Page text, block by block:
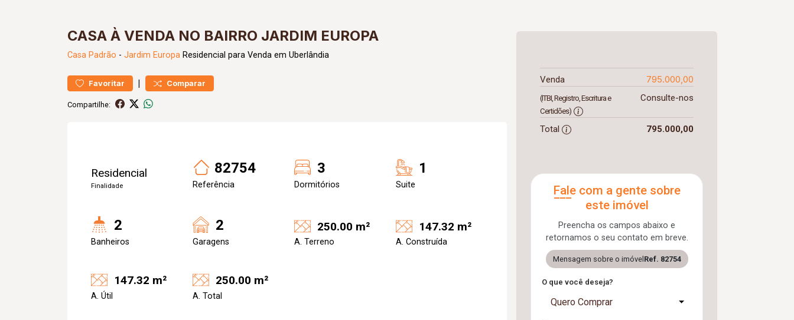
CASA À VENDA NO BAIRRO JARDIM EUROPA
Casa Padrão - Jardim Europa Residencial para Venda em Uberlândia
Favoritar | Comparar
Compartilhe:
Residencial
Finalidade
82754
Referência
3
Dormitórios
1
Suite
2
Banheiros
2
Garagens
250.00 m²
A. Terreno
147.32 m²
A. Construída
147.32 m²
A. Útil
250.00 m²
A. Total
Venda 795.000,00
(ITBI, Registro, Escritura e
Certidões)
Consulte-nos
Total 795.000,00
Fale com a gente sobre
este imóvel
Preencha os campos abaixo e
retornamos o seu contato em breve.
Mensagem sobre o imóvel Ref. 82754
O que você deseja?
Quero Comprar